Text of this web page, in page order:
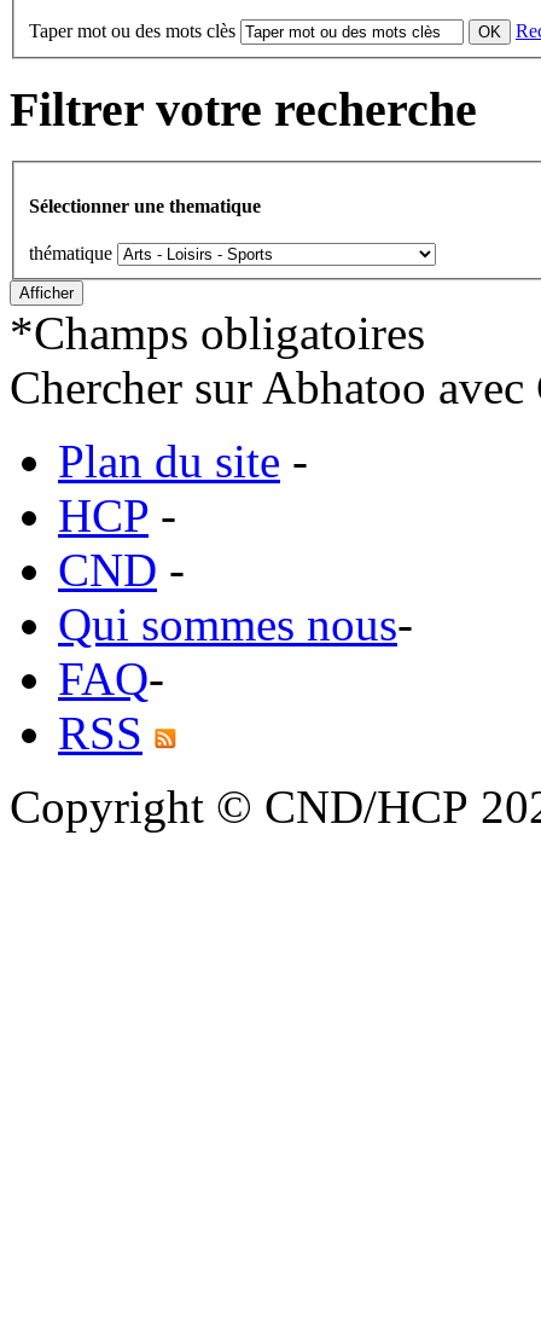
Taper mot ou des mots clès
Filtrer votre recherche
Sélectionner une thematique
thématique
*Champs obligatoires
Chercher sur Abhatoo
Plan du site -
HCP -
CND -
Qui sommes nous-
FAQ-
RSS
Copyright © CND/HCP